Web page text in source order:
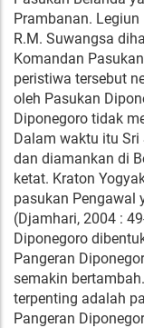
Prambanan.
R.M. Suwangsa
Komandan
peristiwa tersebut
oleh Pasukan
Diponegoro tidak
Dalam waktu itu
dan diamankan di
ketat. Kraton
pasukan Pengawal
(Djamhari, 2004 :
Diponegoro
Pangeran
semakin
terpenting adalah
Pangeran